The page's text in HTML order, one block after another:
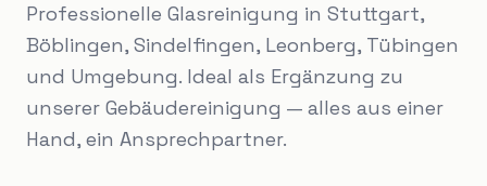
Professionelle Glasreinigung in Stuttgart,
Böblingen, Sindelfingen, Leonberg, Tübingen
und Umgebung. Ideal als Ergänzung zu
unserer Gebäudereinigung — alles aus einer
Hand, ein Ansprechpartner.